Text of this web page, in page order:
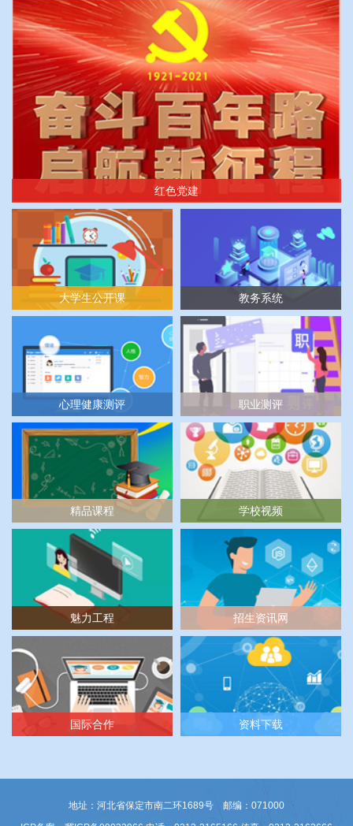
红色党建
大学生公开课 教务系统
心理健康测评 职业测评
精品课程 学校视频
魅力工程 招生资讯网
国际合作 资料下载
地址：河北省保定市南二环1689号 邮编：071000